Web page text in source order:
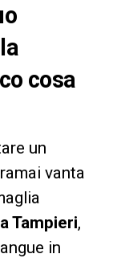
cosa
un
vanta
Tampieri,
in